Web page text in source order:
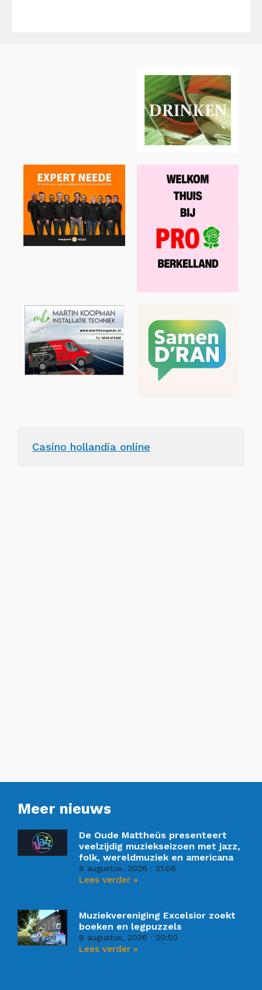
Casino hollandia online
Meer nieuws
De Oude Mattheüs presenteert
veelzijdig muziekseizoen met jazz,
folk, wereldmuziek en americana
8 augustus, 2026 21:06
Lees verder »
Muziekvereniging Excelsior zoekt
boeken en legpuzzels
8 augustus, 2026 20:50
Lees verder »